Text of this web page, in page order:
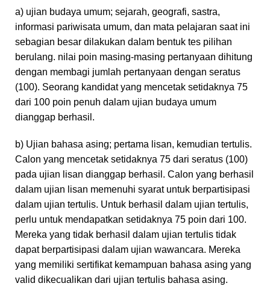
a) ujian budaya umum; sejarah, geografi, sastra,
informasi pariwisata umum, dan mata pelajaran saat ini
sebagian besar dilakukan dalam bentuk tes pilihan
berulang. nilai poin masing-masing pertanyaan dihitung
dengan membagi jumlah pertanyaan dengan seratus
(100). Seorang kandidat yang mencetak setidaknya 75
dari 100 poin penuh dalam ujian budaya umum
dianggap berhasil.
b) Ujian bahasa asing; pertama lisan, kemudian tertulis.
Calon yang mencetak setidaknya 75 dari seratus (100)
pada ujian lisan dianggap berhasil. Calon yang berhasil
dalam ujian lisan memenuhi syarat untuk berpartisipasi
dalam ujian tertulis. Untuk berhasil dalam ujian tertulis,
perlu untuk mendapatkan setidaknya 75 poin dari 100.
Mereka yang tidak berhasil dalam ujian tertulis tidak
dapat berpartisipasi dalam ujian wawancara. Mereka
yang memiliki sertifikat kemampuan bahasa asing yang
valid dikecualikan dari ujian tertulis bahasa asing.